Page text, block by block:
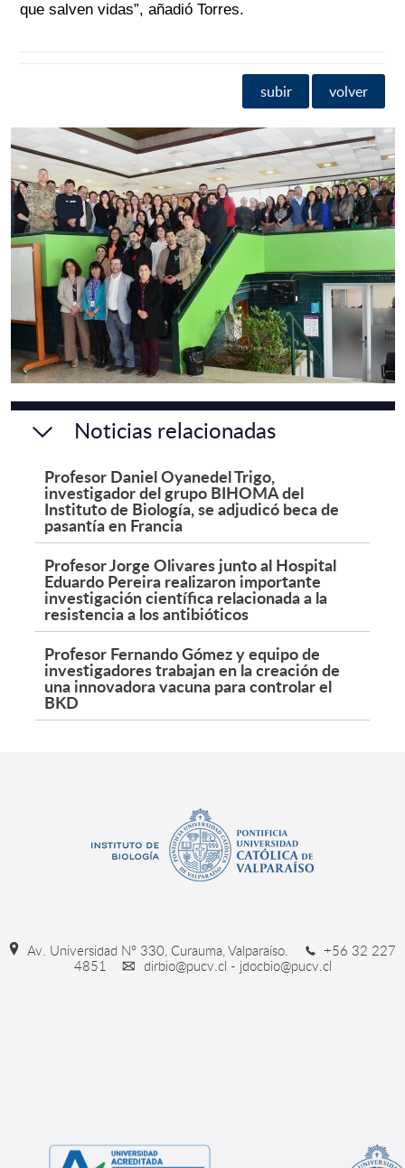
que salven vidas”, añadió Torres.
subir volver
Noticias relacionadas
Profesor Daniel Oyanedel Trigo,
investigador del grupo BIHOMA del
Instituto de Biología, se adjudicó beca de
pasantía en Francia
Profesor Jorge Olivares junto al Hospital
Eduardo Pereira realizaron importante
investigación científica relacionada a la
resistencia a los antibióticos
Profesor Fernando Gómez y equipo de
investigadores trabajan en la creación de
una innovadora vacuna para controlar el
BKD
Av. Universidad Nº 330, Curauma, Valparaíso.
+56 32 227
4851
dirbio@pucv.cl - jdocbio@pucv.cl